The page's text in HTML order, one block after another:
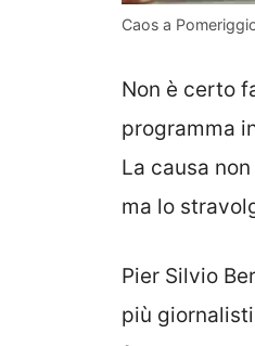
Caos a
Non è certo
programma
La causa
ma lo
Pier Silvio
più